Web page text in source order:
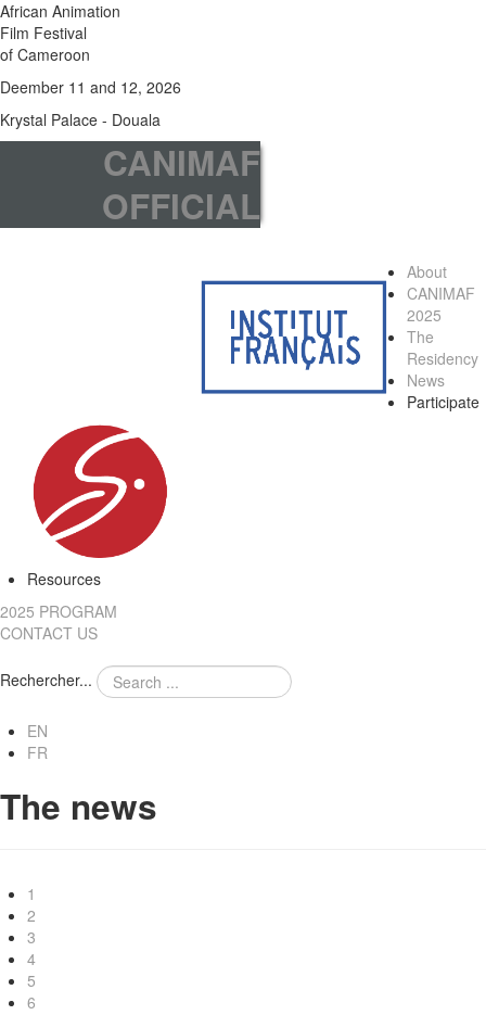
African Animation
Film Festival
of Cameroon
Deember 11 and 12, 2026
Krystal Palace - Douala
CANIMAF
OFFICIAL
About
CANIMAF
2025
The
Residency
News
Participate
Resources
2025 PROGRAM
CONTACT US
Rechercher...
EN
FR
The news
1
2
3
4
5
6